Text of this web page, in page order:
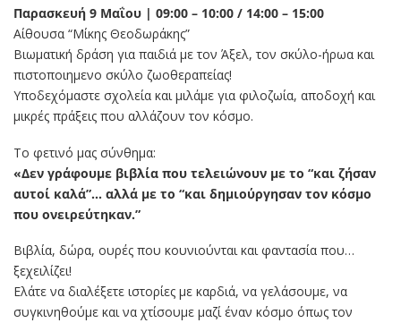
Παρασκευή 9 Μαΐου | 09:00 – 10:00 / 14:00 – 15:00
Αίθουσα “Μίκης Θεοδωράκης”
Βιωματική δράση για παιδιά με τον Άξελ, τον σκύλο-ήρωα και
πιστοποιημενο σκύλο ζωοθεραπείας!
Υποδεχόμαστε σχολεία και μιλάμε για φιλοζωία, αποδοχή και
μικρές πράξεις που αλλάζουν τον κόσμο.
Το φετινό μας σύνθημα:
«Δεν γράφουμε βιβλία που τελειώνουν με το “και ζήσαν
αυτοί καλά”… αλλά με το “και δημιούργησαν τον κόσμο
που ονειρεύτηκαν.”
Βιβλία, δώρα, ουρές που κουνιούνται και φαντασία που…
ξεχειλίζει!
Ελάτε να διαλέξετε ιστορίες με καρδιά, να γελάσουμε, να
συγκινηθούμε και να χτίσουμε μαζί έναν κόσμο όπως τον